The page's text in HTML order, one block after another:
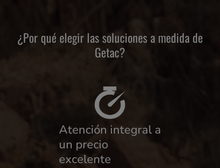
¿Por qué elegir las soluciones a medida de
Getac?
Atención integral a
un precio
excelente